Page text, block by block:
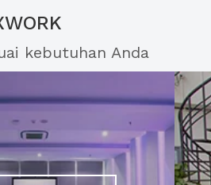
kebutuhan Anda